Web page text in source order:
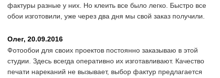
фактуры разные у них. Но клеить все было легко. Быстро все
обои изготовили, уже через два дня мы свой заказ получили.
Олег, 20.09.2016
Фотообои для своих проектов постоянно заказываю в этой
студии. Здесь всегда оперативно их изготавливают. Качество
печати нареканий не вызывает, выбор фактур предлагается